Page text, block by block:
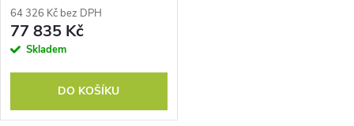
64 326 Kč bez DPH
77 835 Kč
Skladem
DO KOŠÍKU